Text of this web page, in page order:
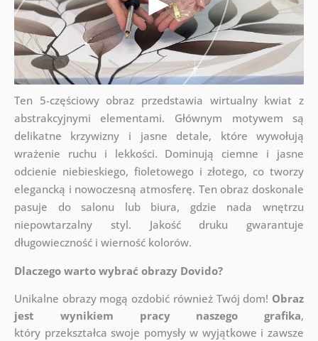
Ten 5-częściowy obraz przedstawia wirtualny kwiat z
abstrakcyjnymi elementami. Głównym motywem są
delikatne krzywizny i jasne detale, które wywołują
wrażenie ruchu i lekkości. Dominują ciemne i jasne
odcienie niebieskiego, fioletowego i złotego, co tworzy
elegancką i nowoczesną atmosferę. Ten obraz doskonale
pasuje do salonu lub biura, gdzie nada wnętrzu
niepowtarzalny styl. Jakość druku gwarantuje
długowieczność i wierność kolorów.
Dlaczego warto wybrać obrazy Dovido?
Unikalne obrazy mogą ozdobić również Twój dom! Obraz
jest wynikiem pracy naszego grafika,
który przekształca swoje pomysły w wyjątkowe i zawsze